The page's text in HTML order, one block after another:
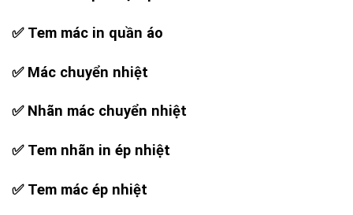
✅ Tem mác in quần áo
✅ Mác chuyển nhiệt
✅ Nhãn mác chuyển nhiệt
✅ Tem nhãn in ép nhiệt
✅ Tem mác ép nhiệt